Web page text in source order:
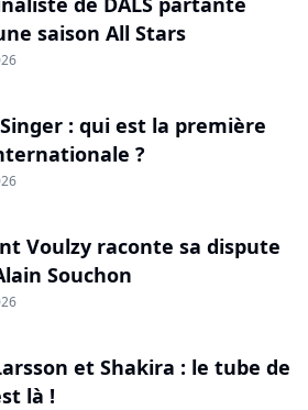
saison All Stars
: qui est la première
?
Voulzy raconte sa dispute
Souchon
et Shakira : le tube de
là !